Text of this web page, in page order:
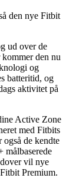
den nye Fitbit
ud over de
den nu
og
batteritid, og
aktivitet på
Active Zone
med Fitbits
de kendte
målbaserede
vil nye
Premium.